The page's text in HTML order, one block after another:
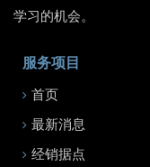
学习的机会。
服务项目
首页
最新消息
经销据点